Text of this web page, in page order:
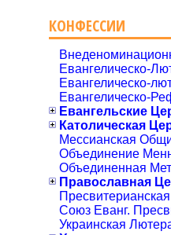
КОНФЕССИИ
Евангелическо-
Евангелическо-
Евангелическо-
Евангельские
Католическая
Мессианская
Объединение
Объединенная
Православная
Союз Еванг.
Украинская